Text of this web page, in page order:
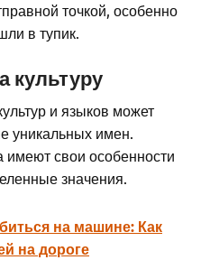
точкой, особенно
в тупик.
культуру
и языков может
уникальных имен.
свои особенности
значения.
на машине: Как
на дороге